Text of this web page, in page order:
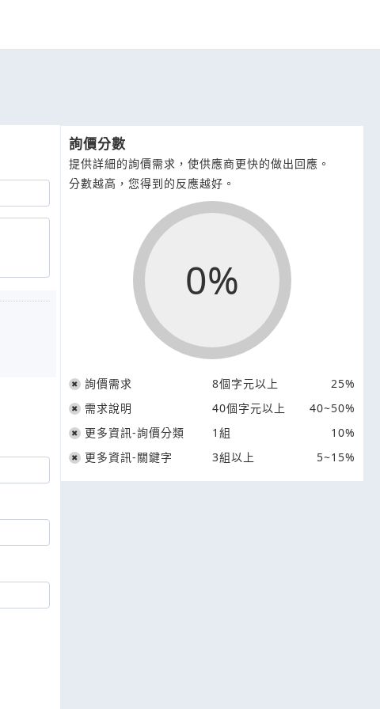
詢價分數
提供詳細的詢價需求，使供應商更快的做出回應。
分數越高，您得到的反應越好。
0%
詢價需求 8個字元以上
25%
需求說明
40個字元以上
40~50%
更多資訊-詢價分類
1組
10%
更多資訊-關鍵字
3組以上 5~15%